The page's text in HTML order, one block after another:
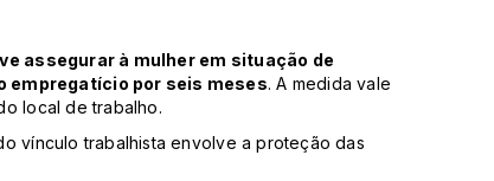
assegurar à mulher em situação de
empregatício por seis meses. A medida vale
local de trabalho.
vínculo trabalhista envolve a proteção das